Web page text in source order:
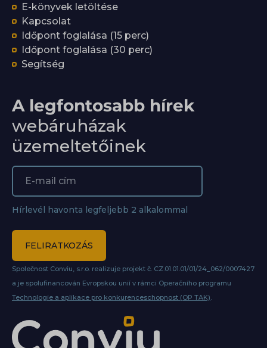
E-könyvek letöltése
Kapcsolat
Időpont foglalása (15 perc)
Időpont foglalása (30 perc)
Segítség
A legfontosabb hírek
webáruházak
üzemeltetőinek
Hírlevél havonta legfeljebb 2 alkalommal
FELIRATKOZÁS
Společnost Conviu, s.r.o. realizuje projekt č. CZ.01.01.01/01/24_062/0007427
a je spolufinancován Evropskou unií v rámci Operačního programu
Technologie a aplikace pro konkurenceschopnost (OP TAK)